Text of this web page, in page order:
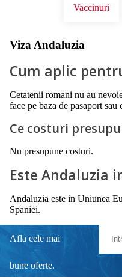
Vaccinuri
Viza Andaluzia
Cum aplic
Cetatenii romani nu au
face pe baza de pasaport
Ce costuri
Nu presupune costuri.
Este Andaluzia
Andaluzia este in Uniunea
Spaniei.
Afla cele mai
bune oferte.